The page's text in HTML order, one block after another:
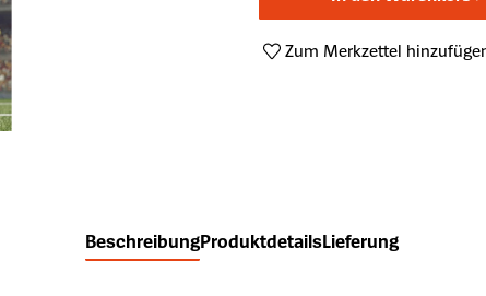
Zum Merkzettel
BeschreibungProduktdetailsLieferung